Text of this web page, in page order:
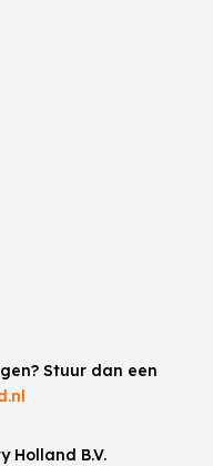
Stuur dan een
Holland B.V.